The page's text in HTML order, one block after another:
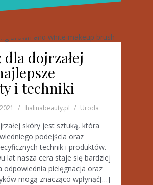
dojrzałej
i techniki
halinabeauty.pl Uroda
skóry jest sztuką, która
podejścia oraz
technik i produktów.
lat nasza cera staje się bardziej
odpowiednia pielęgnacja oraz
mogą znacząco wpłynąć[…]